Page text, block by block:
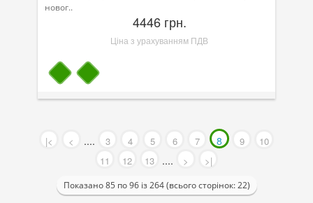
новог..
4446 грн.
Ціна з урахуванням ПДВ
|< < .... 3 4 5 6 7 8 9
10
11
12 13 .... > >|
Показано 85 по 96 із 264 (всього сторінок: 22)